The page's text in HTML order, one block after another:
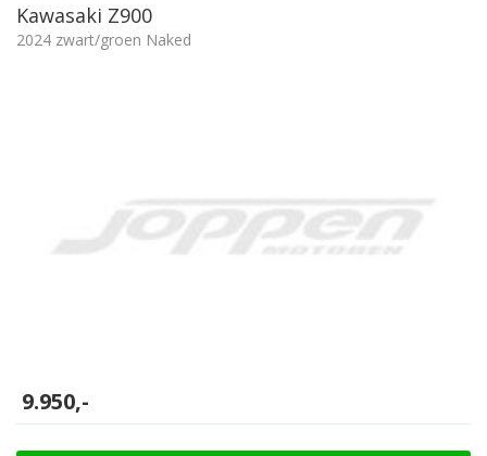
Kawasaki Z900
2024 zwart/groen Naked
9.950,-